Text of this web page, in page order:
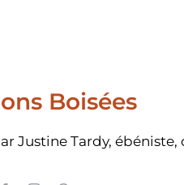
Boisées
Justine Tardy,